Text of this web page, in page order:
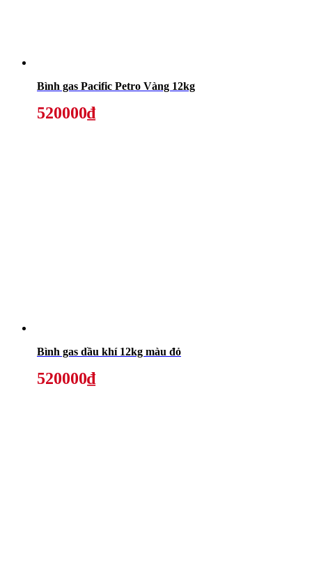
Bình gas Pacific Petro Vàng 12kg
520000₫
Bình gas dầu khí 12kg màu đỏ
520000₫